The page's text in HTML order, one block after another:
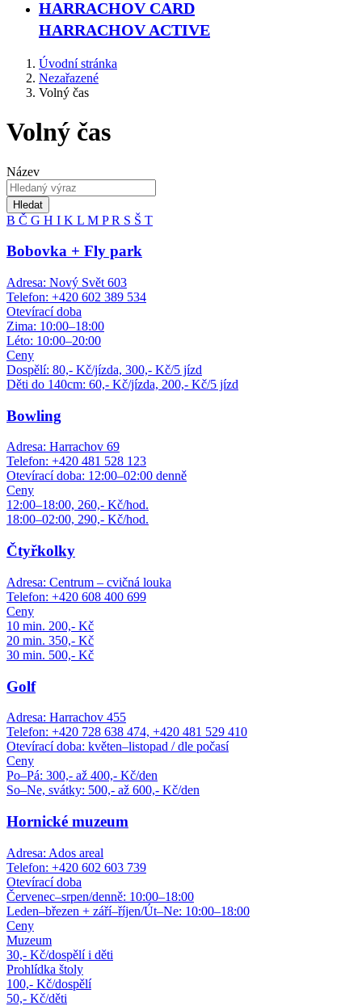
HARRACHOV CARD
HARRACHOV ACTIVE
Úvodní stránka
Nezařazené
Volný čas
Volný čas
Název
Hledat
B Č G H I K L M PR S Š T
Bobovka + Fly park
Adresa: Nový Svět 603
Telefon: +420 602 389 534
Otevírací doba
Zima: 10:00–18:00
Léto: 10:00–20:00
Ceny
Dospělí: 80,- Kč/jízda, 300,- Kč/5 jízd
Děti do 140cm: 60,- Kč/jízda, 200,- Kč/5 jízd
Bowling
Adresa: Harrachov 69
Telefon: +420 481 528 123
Otevírací doba: 12:00–02:00 denně
Ceny
12:00–18:00, 260,- Kč/hod.
18:00–02:00, 290,- Kč/hod.
Čtyřkolky
Adresa: Centrum – cvičná louka
Telefon: +420 608 400 699
Ceny
10 min. 200,- Kč
20 min. 350,- Kč
30 min. 500,- Kč
Golf
Adresa: Harrachov 455
Telefon: +420 728 638 474, +420 481 529 410
Otevírací doba: květen–listopad / dle počasí
Ceny
Po–Pá: 300,- až 400,- Kč/den
So–Ne, svátky: 500,- až 600,- Kč/den
Hornické muzeum
Adresa: Ados areal
Telefon: +420 602 603 739
Otevírací doba
Červenec–srpen/denně: 10:00–18:00
Leden–březen + září–říjen/Út–Ne: 10:00–18:00
Ceny
Muzeum
30,- Kč/dospělí i děti
Prohlídka štoly
100,- Kč/dospělí
50,- Kč/děti